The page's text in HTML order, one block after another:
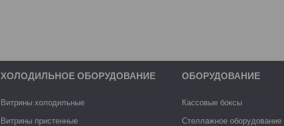
ХОЛОДИЛЬНОЕ ОБОРУДОВАНИЕ
Витрины холодильные
Витрины пристенные
ОБОРУДОВАНИЕ
Кассовые боксы
Стеллажное оборудование